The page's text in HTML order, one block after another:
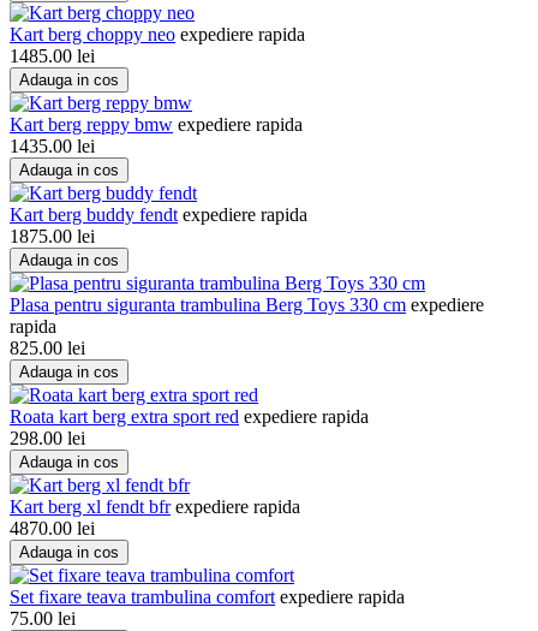
Kart berg choppy neo expediere rapida
1485.00 lei
Adauga in cos
Kart berg reppy bmw expediere rapida
1435.00 lei
Adauga in cos
Kart berg buddy fendt expediere rapida
1875.00 lei
Adauga in cos
Plasa pentru siguranta trambulina Berg Toys 330 cm expediere
rapida
825.00 lei
Adauga in cos
Roata kart berg extra sport red expediere rapida
298.00 lei
Adauga in cos
Kart berg xl fendt bfr expediere rapida
4870.00 lei
Adauga in cos
Set fixare teava trambulina comfort expediere rapida
75.00 lei